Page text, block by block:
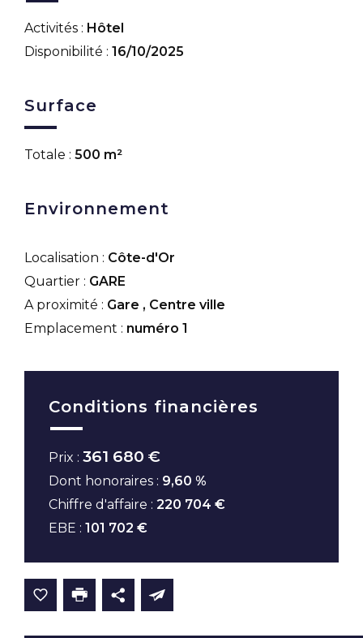
Activités : Hôtel
Disponibilité : 16/10/2025
Surface
Totale : 500 m²
Environnement
Localisation : Côte-d'Or
Quartier : GARE
A proximité : Gare , Centre ville
Emplacement : numéro 1
Conditions financières
Prix : 361 680 €
Dont honoraires : 9,60 %
Chiffre d'affaire : 220 704 €
EBE : 101 702 €